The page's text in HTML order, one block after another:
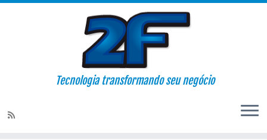
Tecnologia transformando seu negócio